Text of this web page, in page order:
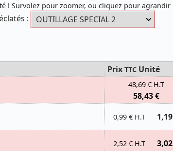
! Survolez pour zoomer, ou cliquez pour agrandir
:
Prix TTC Unité
48,69 € H.T
58,43 €
0,99 € H.T
2,52 € H.T